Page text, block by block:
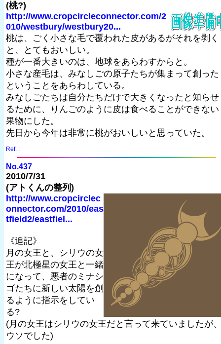
(桃?)
http://www.cropcircleconnector.com/2
010/westbury/westbury20...
桃は、ごく小さな毛で覆われた皮があるがそれを剥く
と、とてもおいしい。
種が一番大きいのは、地球をあらわすからと。
小さな産毛は、みなしごの原子たちが集まって創った
ということをあらわしている。
みなしごたちは自分たちだけで大きくなったと知らせ
るために、りんごのように皮は食べることができない
果物にした。
先日から今年は非常に桃がおいしいと思っていた。
Ref. :
No.437
2010/7/31
(アトくんの整列)
http://www.cropcirclec
onnector.com/2010/eas
tfield2/eastfiel...
《追記》
月の女王と、シリウの女
王が北極星の女王と一緒
になって、悪者のミナシ
ゴたちに新しい太陽を創
るように指示をしてい
る?
(月の女王はシリウの女王だと言って来ていましたが
ウソでした)